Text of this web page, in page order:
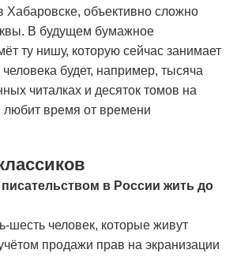
Хабаровске, объективно сложно
В будущем бумажное
ту нишу, которую сейчас занимает
будет, например, тысяча
читалках и десяток томов на
любит время от времени
в России жить до
шесть человек, которые живут
продажи прав на экранизации